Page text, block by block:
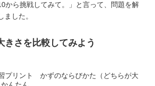
から挑戦してみて。」と言って、問題を解
ました。
さを比較してみよう
プリント かずのならびかた（どちらが大
んたん